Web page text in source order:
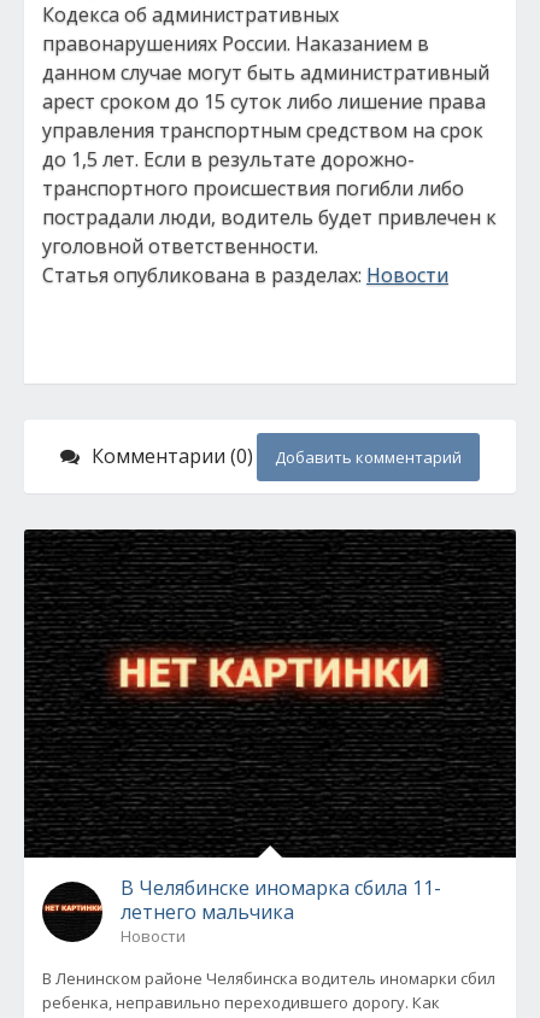
Кодекса об административных
правонарушениях России. Наказанием в
данном случае могут быть административный
арест сроком до 15 суток либо лишение права
управления транспортным средством на срок
до 1,5 лет. Если в результате дорожно-
транспортного происшествия погибли либо
пострадали люди, водитель будет привлечен к
уголовной ответственности.
Статья опубликована в разделах: Новости
Комментарии (0) Добавить комментарий
В Челябинске иномарка сбила 11-
летнего мальчика
Новости
В Ленинском районе Челябинска водитель иномарки сбил
ребенка, неправильно переходившего дорогу. Как